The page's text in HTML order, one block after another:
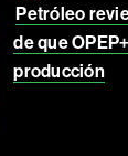
Petróleo
de que
producción